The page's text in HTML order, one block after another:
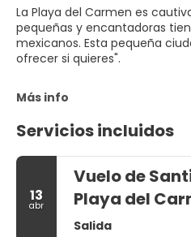
La Playa del Carmen es
pequeñas y encantadoras
mexicanos. Esta pequeña
ofrecer si quieres".
Más info
Servicios incluidos
13
abr
Vuelo de
Playa del
Salida